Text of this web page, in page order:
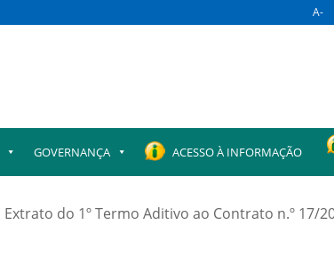
A-
GOVERNANÇA ACESSO À INFORMAÇÃO
Extrato do 1º Termo Aditivo ao Contrato n.º 17/